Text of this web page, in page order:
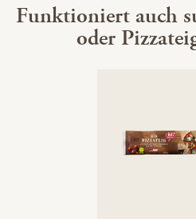
Funktioniert auch
oder